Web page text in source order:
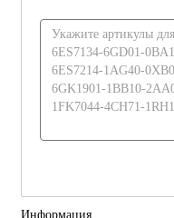
Информация